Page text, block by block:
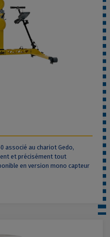
associé au chariot Gedo,
et précisément tout
en version mono capteur